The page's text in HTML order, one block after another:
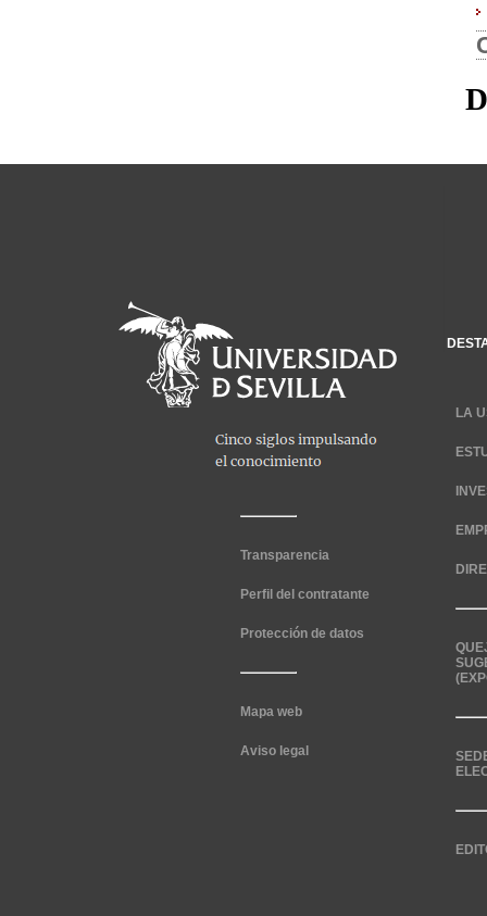
Transparencia
Perfil del contratante
Protección de datos
Mapa web
Aviso legal
LA